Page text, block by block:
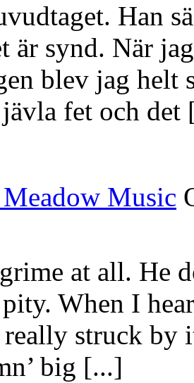
Han
är synd. När
blev jag helt
jävla fet och det
Music
at all. He
When I
struck by
big [...]